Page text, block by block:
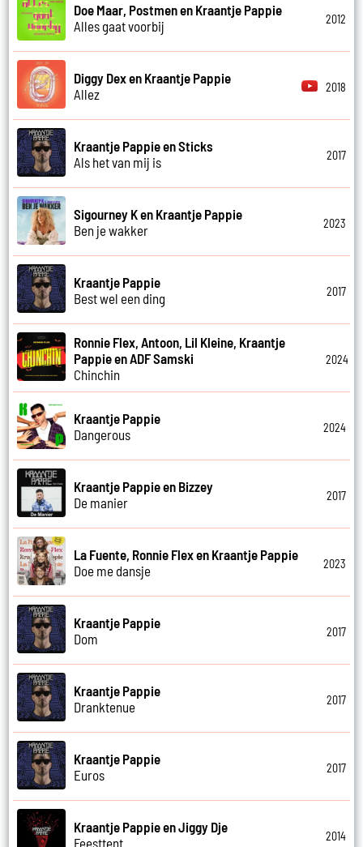
Doe Maar, Postmen en Kraantje Pappie
Alles gaat voorbij
2012
Diggy Dex en Kraantje Pappie
Allez
2018
Kraantje Pappie en Sticks
Als het van mij is
2017
Sigourney K en Kraantje Pappie
Ben je wakker
2023
Kraantje Pappie
Best wel een ding
2017
Ronnie Flex, Antoon, Lil Kleine, Kraantje
Pappie en ADF Samski
Chinchin
2024
Kraantje Pappie
Dangerous
2024
Kraantje Pappie en Bizzey
De manier
2017
La Fuente, Ronnie Flex en Kraantje Pappie
Doe me dansje
2023
Kraantje Pappie
Dom
2017
Kraantje Pappie
Dranktenue
2017
Kraantje Pappie
Euros
2017
Kraantje Pappie en Jiggy Dje
Feesttent
2014